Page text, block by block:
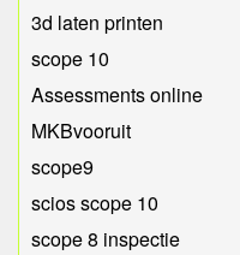
3d laten printen
scope 10
Assessments online
MKBvooruit
scope9
scios scope 10
scope 8 inspectie